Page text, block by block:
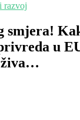
razvoj
smjera!
u